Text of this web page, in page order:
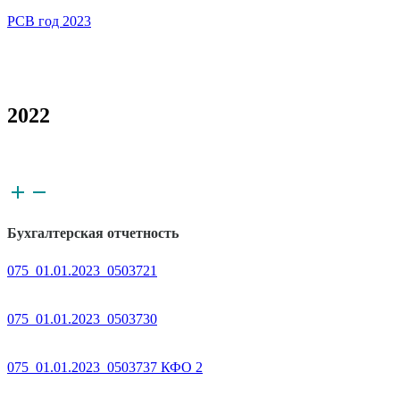
РСВ год 2023
2022
Бухгалтерская отчетность
075_01.01.2023_0503721
075_01.01.2023_0503730
075_01.01.2023_0503737 КФО 2